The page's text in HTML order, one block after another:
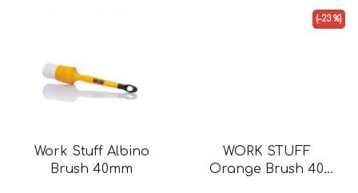
Work Stuff Albino
Brush 40mm
WORK STUFF
Orange Brush 40
(–23 %)